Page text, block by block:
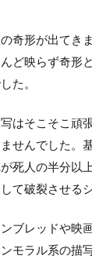
奇形が出てき
ど映らず奇形
た。
はそこそこ頑
せんでした。
死人の半分以
て破裂させる
ブレッドや映
モラル系の描